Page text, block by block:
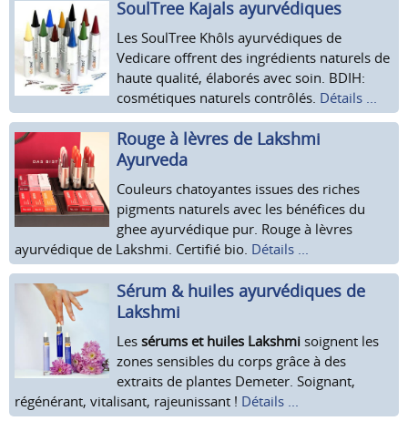
SoulTree Kajals ayurvédiques
Les SoulTree Khôls ayurvédiques de
Vedicare offrent des ingrédients naturels de
haute qualité, élaborés avec soin. BDIH:
cosmétiques naturels contrôlés. Détails ...
Rouge à lèvres de Lakshmi
Ayurveda
Couleurs chatoyantes issues des riches
pigments naturels avec les bénéfices du
ghee ayurvédique pur. Rouge à lèvres
ayurvédique de Lakshmi. Certifié bio. Détails ...
Sérum & huiles ayurvédiques de
Lakshmi
Lessérums et huiles Lakshmi soignent les
zones sensibles du corps grâce à des
extraits de plantes Demeter. Soignant,
régénérant, vitalisant, rajeunissant ! Détails ...